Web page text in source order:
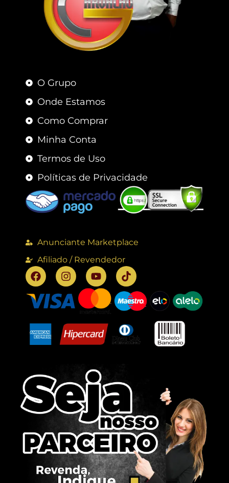
O Grupo
Onde Estamos
Como Comprar
Minha Conta
Termos de Uso
Políticas de Privacidade
Anunciante Marketplace
Afiliado / Revendedor